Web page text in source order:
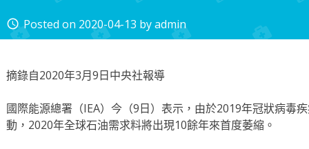
access_time Posted on 2020-04-13 byadmin
摘錄自2020年3月9日中央社報導
國際能源總署（IEA）今（9日）表示，由於2019年冠狀病毒
動，2020年全球石油需求料將出現10餘年來首度萎縮。